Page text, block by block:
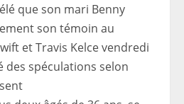
que son mari Benny
son témoin au
et Travis Kelce vendredi
des spéculations selon